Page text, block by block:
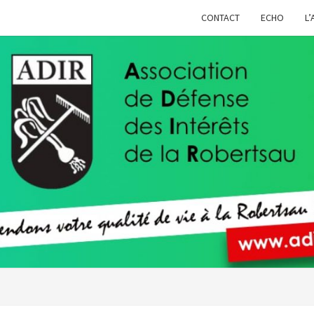
CONTACT ECHO
ADIR
Pour
De Vie À
La
Robertsau